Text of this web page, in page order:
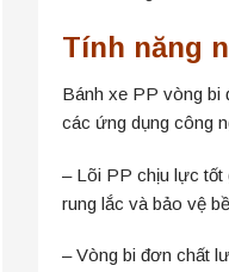
Tính năng
Bánh xe PP vòng bi
các ứng dụng công
– Lõi PP chịu lực tốt
rung lắc và bảo vệ
– Vòng bi đơn chất